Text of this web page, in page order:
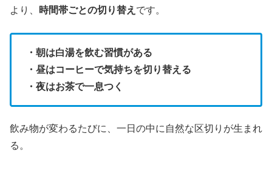
より、
時間帯ごとの切り替え です。
・朝は白湯を飲む習慣がある
・昼はコーヒーで気持ちを切り替える
・夜はお茶で一息つく
飲み物が変わるたびに、一日の中に自然な区切りが生まれ
る。